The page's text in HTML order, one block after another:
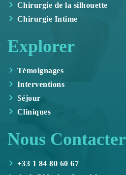
Chirurgie de la silhouette
Chirurgie Intime
Explorer
Témoignages
Interventions
Séjour
Cliniques
Nous Contacter
+33 1 84 80 60 67